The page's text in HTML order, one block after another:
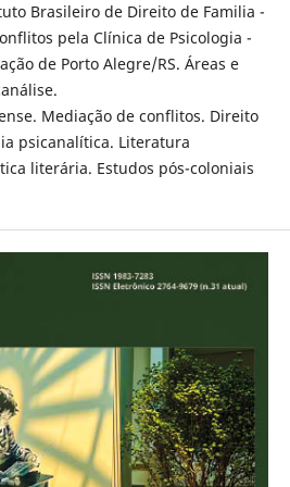
Brasileiro de Direito de Familia -
pela Clínica de Psicologia -
de Porto Alegre/RS. Áreas e
Mediação de conflitos. Direito
psicanalítica. Literatura
literária. Estudos pós-coloniais